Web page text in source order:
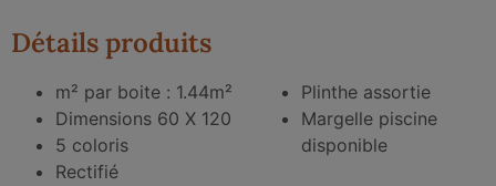
Détails produits
m² par boite : 1.44m²
Dimensions 60 X 120
5 coloris
Rectifié
Plinthe assortie
Margelle piscine
disponible